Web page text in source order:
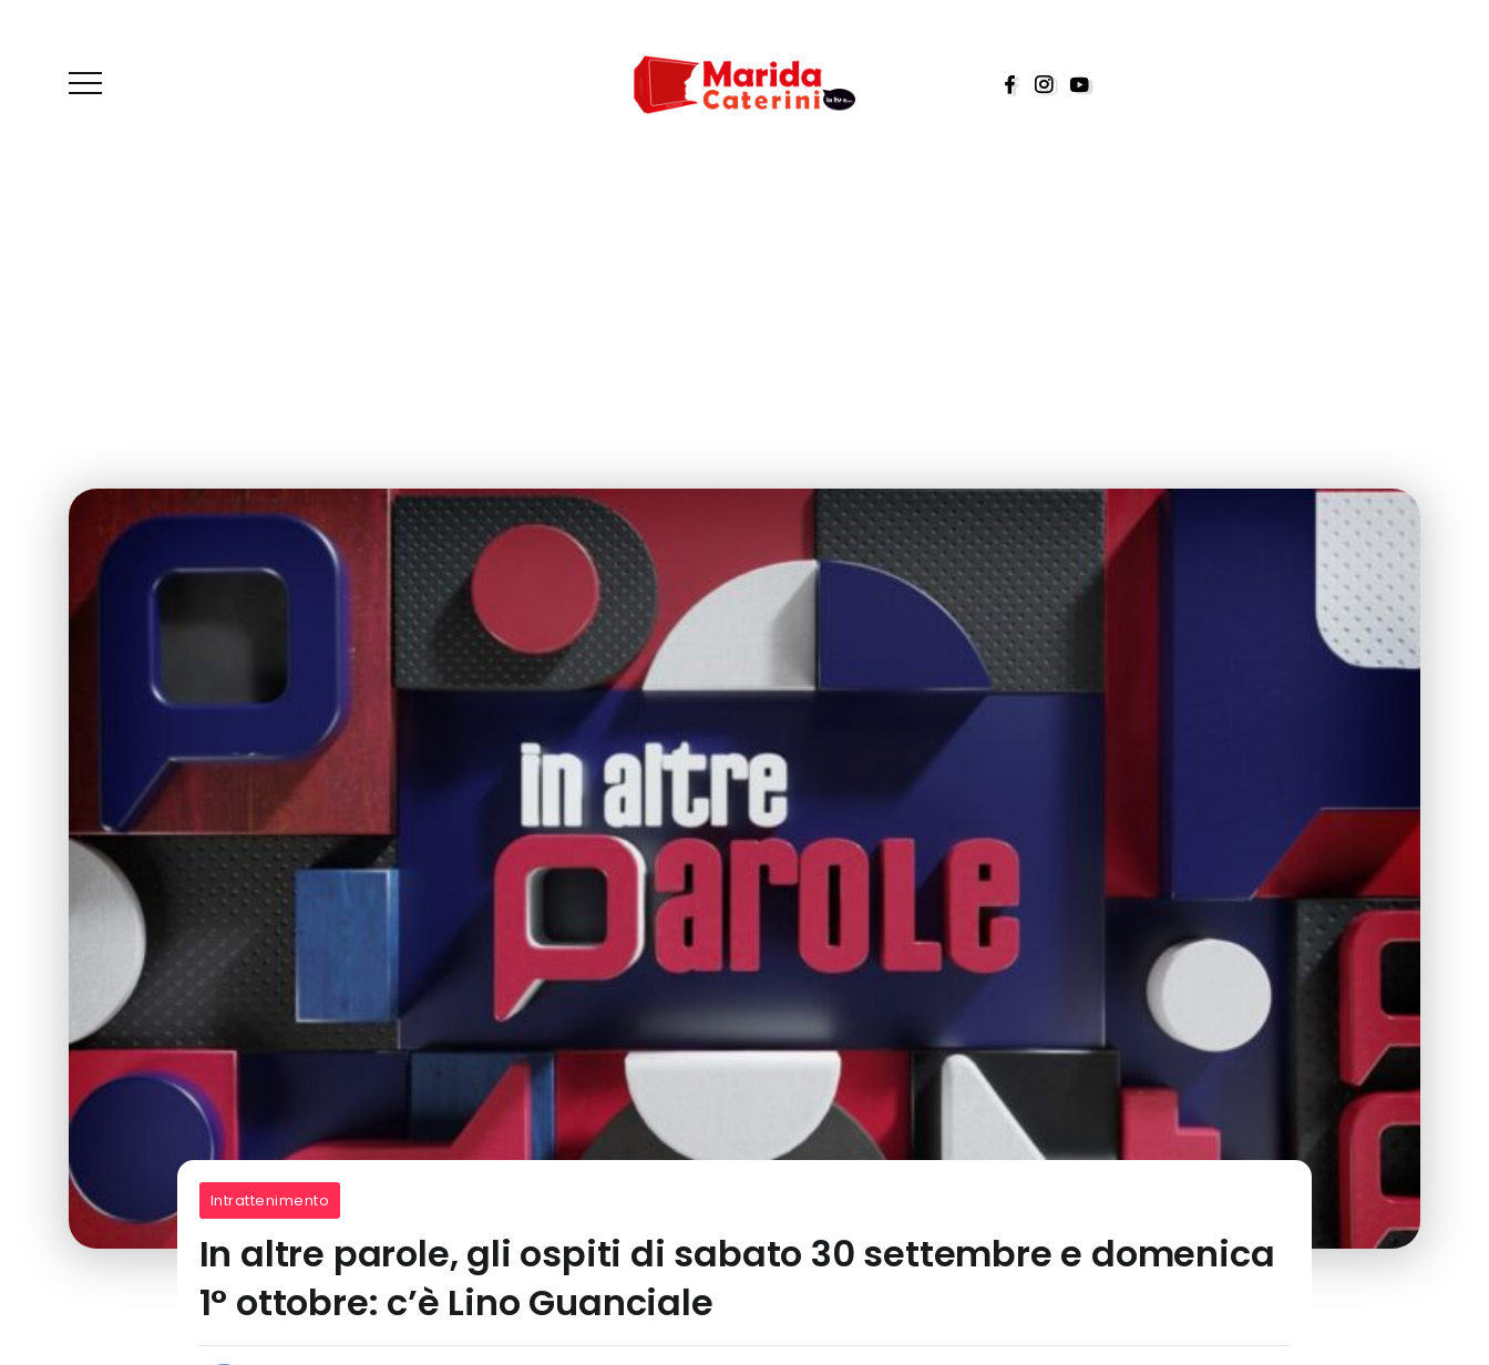
Intrattenimento
In altre parole, gli ospiti di sabato 30 settembre e domenica
1° ottobre: c’è Lino Guanciale